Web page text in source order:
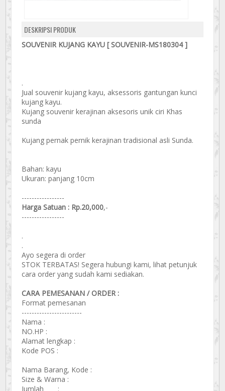
DESKRIPSI PRODUK
SOUVENIR KUJANG KAYU [ SOUVENIR-MS180304 ]
.
Jual souvenir kujang kayu, aksessoris gantungan kunci
kujang kayu.
Kujang souvenir kerajinan aksesoris unik ciri Khas
sunda
Kujang pernak pernik kerajinan tradisional asli Sunda.
Bahan: kayu
Ukuran: panjang 10cm
-----------------
Harga Satuan : Rp.20,000,-
-----------------
.
.
Ayo segera di order
STOK TERBATAS! Segera hubungi kami, lihat petunjuk
cara order yang sudah kami sediakan.
CARA PEMESANAN / ORDER :
Format pemesanan
------------------------
Nama :
NO.HP :
Alamat lengkap :
Kode POS :
Nama Barang, Kode :
Size & Warna :
Jumlah :